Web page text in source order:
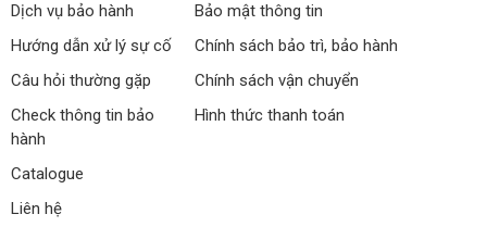
Dịch vụ bảo hành
Hướng dẫn xử lý sự cố
Câu hỏi thường gặp
Check thông tin bảo
hành
Catalogue
Liên hệ
Bảo mật thông tin
Chính sách bảo trì, bảo hành
Chính sách vận chuyển
Hình thức thanh toán